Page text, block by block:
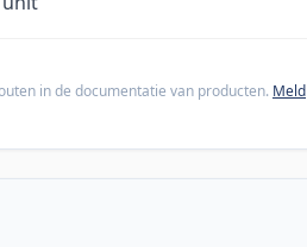
in de documentatie van producten. Meld